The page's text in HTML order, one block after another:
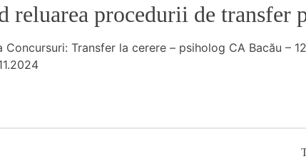
reluarea procedurii de transfer
Transfer la cerere – psiholog CA Bacău –